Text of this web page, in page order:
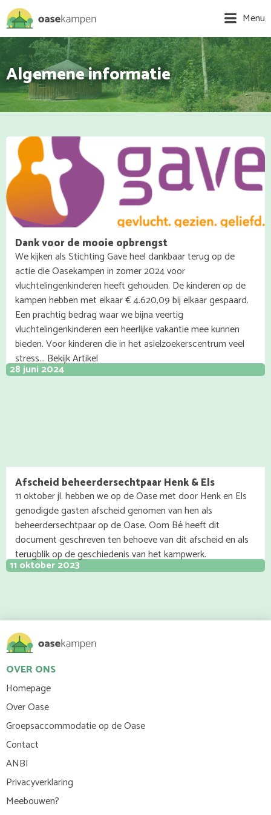
Menu
Algemene informatie
Dank voor de mooie opbrengst
We kijken als Stichting Gave heel dankbaar terug op de
actie die Oasekampen in zomer 2024 voor
vluchtelingenkinderen heeft gehouden. De kinderen op de
kampen hebben met elkaar € 4.620,09 bij elkaar gespaard.
Een prachtig bedrag waar we bijna veertig
vluchtelingenkinderen een heerlijke vakantie mee kunnen
bieden. Voor kinderen die in het asielzoekerscentrum veel
stress... Bekijk Artikel
28 juni 2024
Afscheid beheerdersechtpaar Henk & Els
11 oktober jl. hebben we op de Oase met door Henk en Els
genodigde gasten afscheid genomen van hen als
beheerdersechtpaar op de Oase. Oom Bé heeft dit
document geschreven ten behoeve van dit afscheid en als
terugblik op de geschiedenis van het kampwerk.
11 oktober 2023
OVER ONS
Homepage
Over Oase
Groepsaccommodatie op de Oase
Contact
ANBI
Privacyverklaring
Meebouwen?